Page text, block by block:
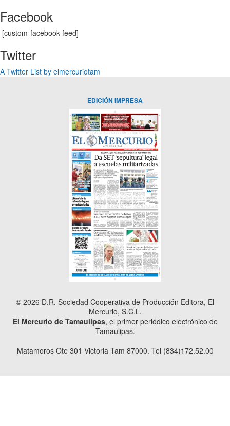
Facebook
[custom-facebook-feed]
Twitter
A Twitter List by elmercuriotam
EDICIÓN IMPRESA
© 2026 D.R. Sociedad Cooperativa de Producción Editora, El
Mercurio, S.C.L.
El Mercurio de Tamaulipas, el primer periódico electrónico de
Tamaulipas.
Matamoros Ote 301 Victoria Tam 87000. Tel (834)172.52.00